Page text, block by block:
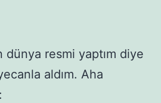
dünya resmi yaptım diye
aldım. Aha